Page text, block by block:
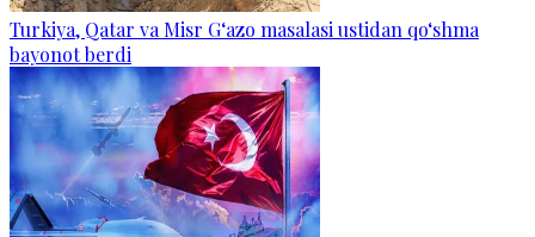
Turkiya, Qatar va Misr G‘azo masalasi ustidan qo‘shma
bayonot berdi